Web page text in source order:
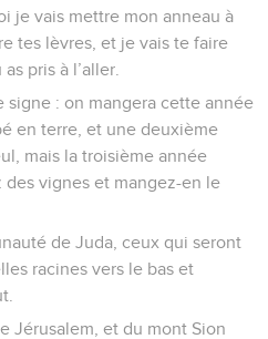
je vais mettre mon anneau à
tes lèvres, et je vais te faire
pris à l’aller.
signe : on mangera cette année
en terre, et une deuxième
mais la troisième année
vignes et mangez-en le
de Juda, ceux qui seront
racines vers le bas et
Jérusalem, et du mont Sion